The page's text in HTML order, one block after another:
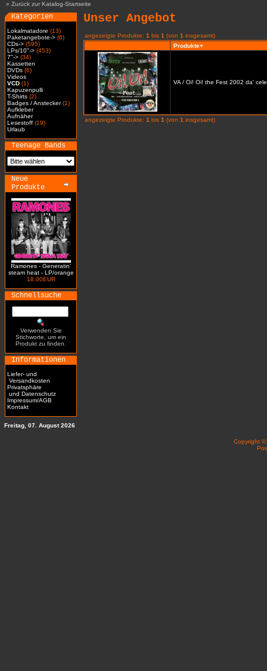
» Zurück zur Katalog-Startseite
Kategorien
Lokalmatadore (13)
Paketangebote-> (6)
CDs-> (595)
LPs/10"-> (453)
7"-> (34)
Kassetten
DVDs (6)
Videos
VCD (1)
Kapuzenpulli
T-Shirts (2)
Badges / Anstecker(1)
Aufkleber
Aufnäher
Lesestoff (19)
Urlaub
Teenage Bands
Neue
Produkte
Ramones - Generatin'
steam heat - LP/orange
18.00EUR
Schnellsuche
Verwenden Sie
Stichworte, um ein
Produkt zu finden.
Informationen
Liefer- und
Versandkosten
Privatsphäre
und Datenschutz
Impressum/AGB
Kontakt
Unser Angebot
angezeigte Produkte: 1 bis 1 (von 1 insgesamt)
Produkte+
VA / Oi! Oi! the Fest 2002 da'
angezeigte Produkte: 1 bis 1 (von 1 insgesamt)
Freitag, 07. August 2026
Copyright